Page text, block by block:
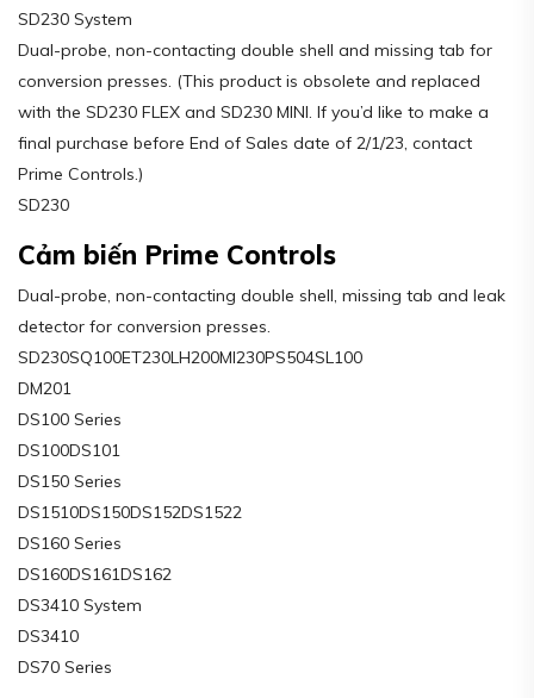
SD230 System
Dual-probe, non-contacting double shell and missing tab for
conversion presses. (This product is obsolete and replaced
with the SD230 FLEX and SD230 MINI. If you’d like to make a
final purchase before End of Sales date of 2/1/23, contact
Prime Controls.)
SD230
Cảm biến Prime Controls
Dual-probe, non-contacting double shell, missing tab and leak
detector for conversion presses.
SD230SQ100ET230LH200MI230PS504SL100
DM201
DS100 Series
DS100DS101
DS150 Series
DS1510DS150DS152DS1522
DS160 Series
DS160DS161DS162
DS3410 System
DS3410
DS70 Series